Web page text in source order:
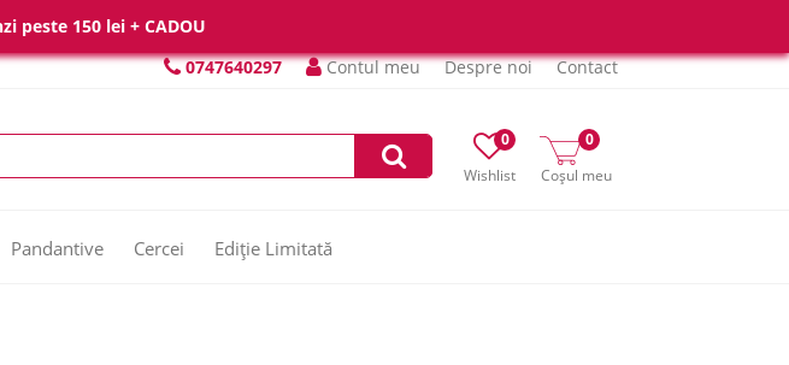
peste 150 lei + CADOU
0747640297
Contul meu Despre noi Contact
Wishlist
0
Coșul meu
0
Pandantive Cercei Ediție Limitată